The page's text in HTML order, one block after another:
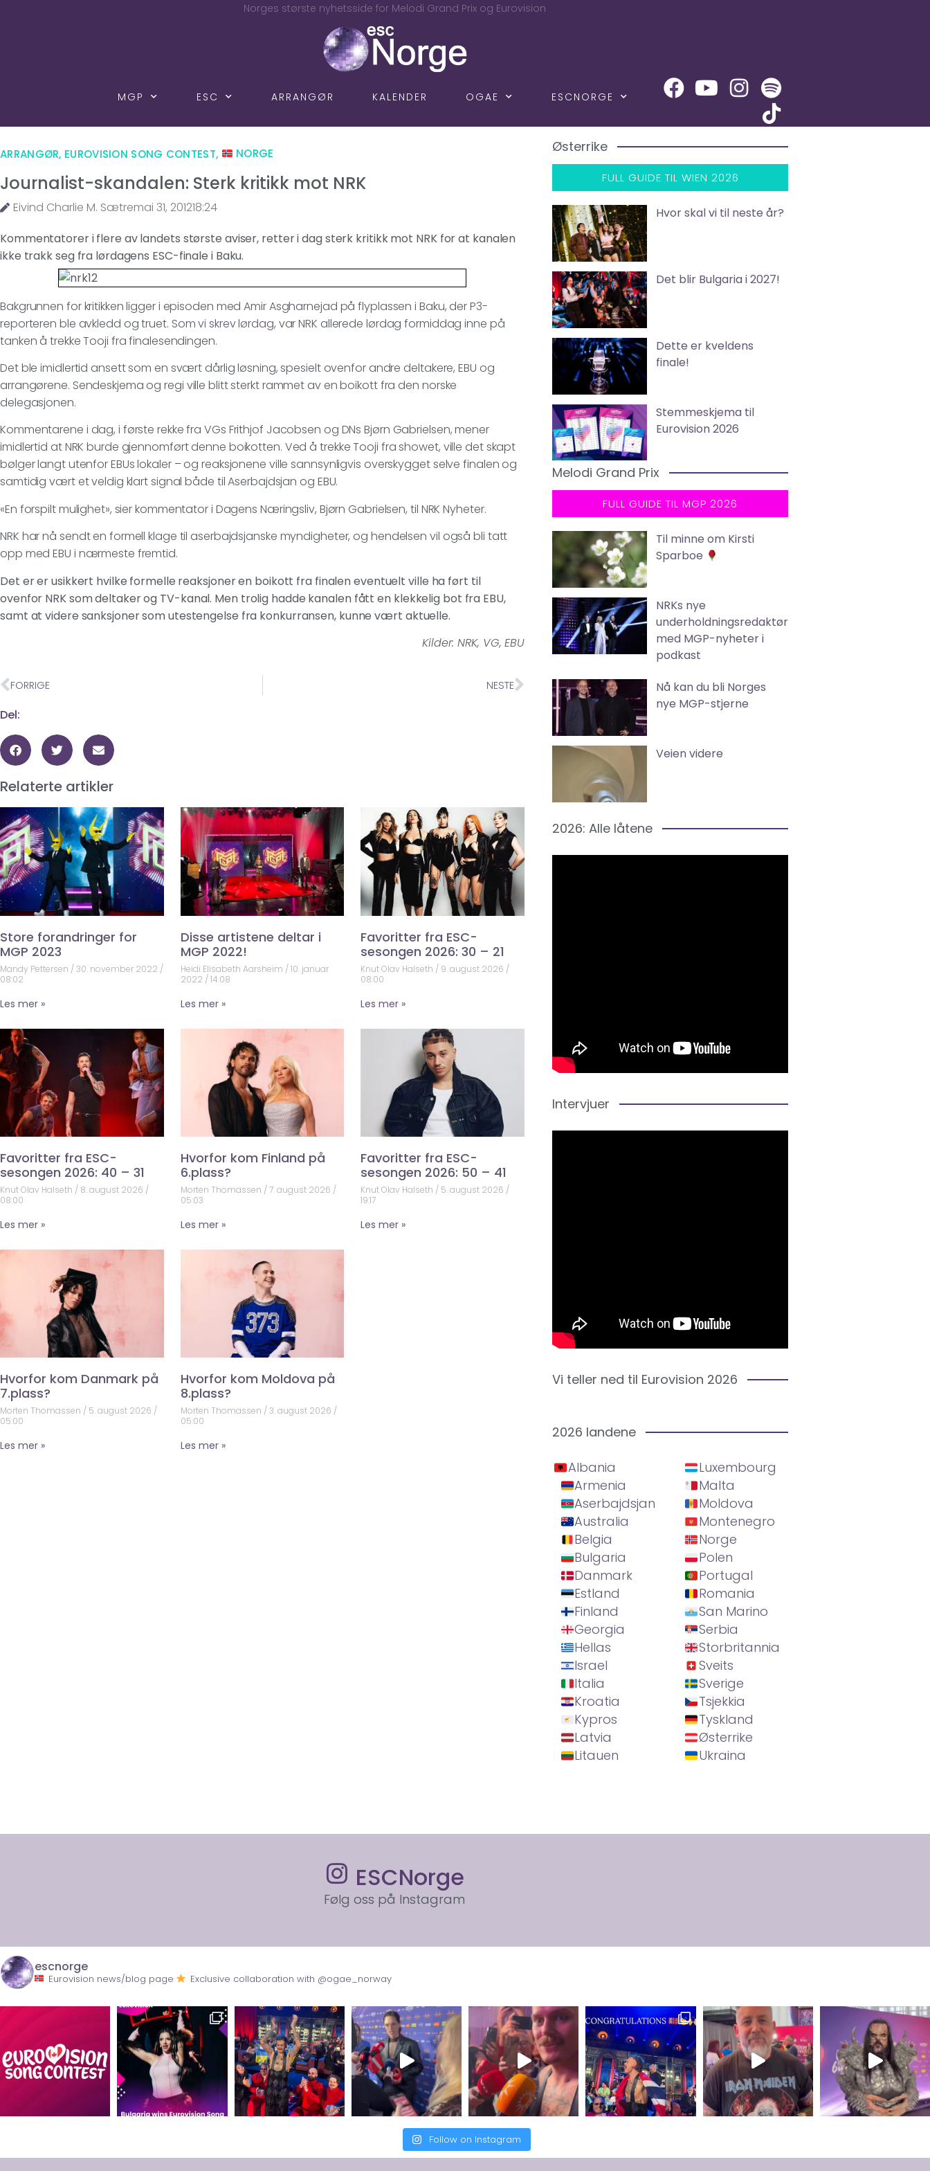
Norges største nyhetsside for Melodi Grand Prix og Eurovision
MGP ESC ARRANGØR KALENDER OGAE ESCNORGE
ARRANGØR, EUROVISION SONG CONTEST, NORGE
Journalist-skandalen: Sterk kritikk mot NRK
Eivind Charlie M. Sætremai 31, 201218:24
Kommentatorer i flere av landets største aviser, retter i dag sterk kritikk mot NRK for at kanalen
ikke trakk seg fra lørdagens ESC-finale i Baku.
Bakgrunnen for kritikken ligger i episoden med Amir Asgharnejad på flyplassen i Baku, der P3-
reporteren ble avkledd og truet. Som vi skrev lørdag, var NRK allerede lørdag formiddag inne på
tanken å trekke Tooji fra finalesendingen.
Det ble imidlertid ansett som en svært dårlig løsning, spesielt ovenfor andre deltakere, EBU og
arrangørene. Sendeskjema og regi ville blitt sterkt rammet av en boikott fra den norske
delegasjonen.
Kommentarene i dag, i første rekke fra VGs Frithjof Jacobsen og DNs Bjørn Gabrielsen, mener
imidlertid at NRK burde gjennomført denne boikotten. Ved å trekke Tooji fra showet, ville det skapt
bølger langt utenfor EBUs lokaler – og reaksjonene ville sannsynligvis overskygget selve finalen og
samtidig vært et veldig klart signal både til Aserbajdsjan og EBU.
«En forspilt mulighet», sier kommentator i Dagens Næringsliv, Bjørn Gabrielsen, til NRK Nyheter.
NRK har nå sendt en formell klage til aserbajdsjanske myndigheter, og hendelsen vil også bli tatt
opp med EBU i nærmeste fremtid.
Det er er usikkert hvilke formelle reaksjoner en boikott fra finalen eventuelt ville ha ført til
ovenfor NRK som deltaker og TV-kanal. Men trolig hadde kanalen fått en klekkelig bot fra EBU,
samt at videre sanksjoner som utestengelse fra konkurransen, kunne vært aktuelle.
Kilder: NRK, VG, EBU
FORRIGE NESTE
Del:
Relaterte artikler
Store forandringer for
MGP 2023
Mandy Pettersen
30. november 2022
08:02
Les mer »
Disse artistene deltar i
MGP 2022!
Heidi Elisabeth Aarsheim 10. januar
2022 14:08
Les mer »
Favoritter fra ESC-
sesongen 2026: 30 – 21
Knut Olav Halseth
9. august 2026
08:00
Les mer »
Favoritter fra ESC-
sesongen 2026: 40 – 31
Knut Olav Halseth
8. august 2026
08:00
Les mer »
Hvorfor kom Finland på
6.plass?
Morten Thomassen 7. august 2026
05:03
Les mer »
Favoritter fra ESC-
sesongen 2026: 50 – 41
Knut Olav Halseth
5. august 2026
19:17
Les mer »
Hvorfor kom Danmark på
7.plass?
Morten Thomassen
5. august 2026
05:00
Les mer »
Hvorfor kom Moldova på
8.plass?
Morten Thomassen 3. august 2026
05:00
Les mer »
Østerrike
FULL GUIDE TIL WIEN 2026
Hvor skal vi til neste år?
Det blir Bulgaria i 2027!
Dette er kveldens
finale!
Stemmeskjema til
Eurovision 2026
Melodi Grand Prix
FULL GUIDE TIL MGP 2026
Til minne om Kirsti
Sparboe
NRKs nye
underholdningsredaktør
med MGP-nyheter i
podkast
Nå kan du bli Norges
nye MGP-stjerne
Veien videre
2026: Alle låtene
Intervjuer
Vi teller ned til Eurovision 2026
2026 landene
Albania
Armenia
Aserbajdsjan
Australia
Belgia
Bulgaria
Danmark
Estland
Finland
Georgia
Hellas
Israel
Italia
Kroatia
Kypros
Latvia
Litauen
Luxembourg
Malta
Moldova
Montenegro
Norge
Polen
Portugal
Romania
San Marino
Serbia
Storbritannia
Sveits
Sverige
Tsjekkia
Tyskland
Østerrike
Ukraina
ESCNorge
Følg oss på Instagram
escnorge
Eurovision news/blog page Exclusive collaboration with @ogae_norway
Follow on Instagram